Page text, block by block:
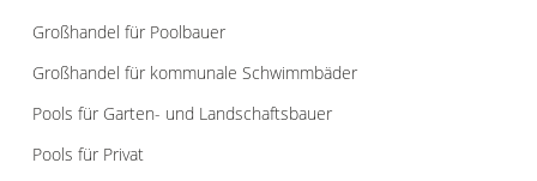
Großhandel für Poolbauer
Großhandel für kommunale Schwimmbäder
Pools für Garten- und Landschaftsbauer
Pools für Privat